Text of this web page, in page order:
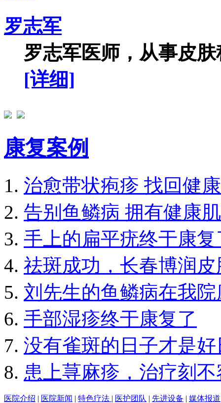
罗志军
罗志军医师，从事皮
[详细]
康复案例
治愈带状疱疹 找回健康
告别鱼鳞病 拥有健康
手上的扁平疣终于康复
祛斑成功，长春博润
刘先生的鱼鳞病在我院
手部湿疹终于康复了
没有雀斑的日子才是好
患上荨麻疹，治疗刻不
医院介绍 | 医院新闻 | 特色疗法 | 医护团队 | 先进设备 | 媒体报道